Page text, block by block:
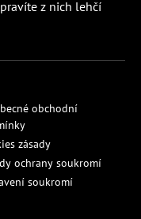
z nich lehčí
obchodní
zásady
ochrany soukromí
soukromí